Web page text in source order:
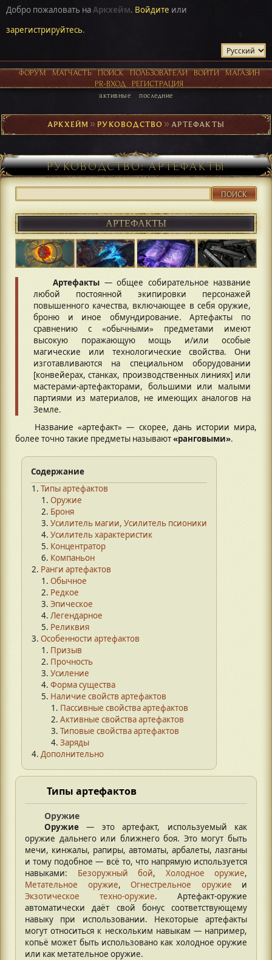
Добро пожаловать наАркхейм. Войдите или
зарегистрируйтесь.
ФОРУМ МАТЧАСТЬ ПОИСК ПОЛЬЗОВАТЕЛИ ВОЙТИ
МАГАЗИН
PR-ВХОД
РЕГИСТРАЦИЯ
активные последние
АРКХЕЙМ ►РУКОВОДСТВО ►АРТЕФАКТЫ
РУКОВОДСТВО: АРТЕФАКТЫ
ПОИСК
АРТЕФАКТЫ
Артефакты — общее собирательное название
любой постоянной экипировки персонажей
повышенного качества, включающее в себя оружие,
броню и иное обмундирование. Артефакты по
сравнению с «обычными» предметами имеют
высокую поражающую мощь и/или особые
магические или технологические свойства. Они
изготавливаются на специальном оборудовании
[конвейерах, станках, производственных линиях] или
мастерами-артефакторами, большими или малыми
партиями из материалов, не имеющих аналогов на
Земле.
Название «артефакт» — скорее, дань истории мира,
более точно такие предметы называют«ранговыми».
Содержание
Типы артефактов
Оружие
Броня
Усилитель магии, Усилитель псионики
Усилитель характеристик
Концентратор
Компаньон
Ранги артефактов
Обычное
Редкое
Эпическое
Легендарное
Реликвия
Особенности артефактов
Призыв
Прочность
Усиление
Форма существа
Наличие свойств артефактов
Пассивные свойства артефактов
Активные свойства артефактов
Типовые свойства артефактов
Заряды
Дополнительно
Типы артефактов
Оружие
Оружие — это артефакт, используемый как
оружие дальнего или ближнего боя. Это могут быть
мечи, кинжалы, рапиры, автоматы, арбалеты, лазганы
и тому подобное — всё то, что напрямую используется
навыками: Безоружный бой, Холодное оружие,
Метательное оружие, Огнестрельное оружие и
Экзотическое техно-оружие. Артефакт-оружие
автоматически даёт свой бонус соответствующему
навыку при использовании. Некоторые артефакты
могут относиться к нескольким навыкам — например,
копьё может быть использовано как холодное оружие
или как метательное оружие.